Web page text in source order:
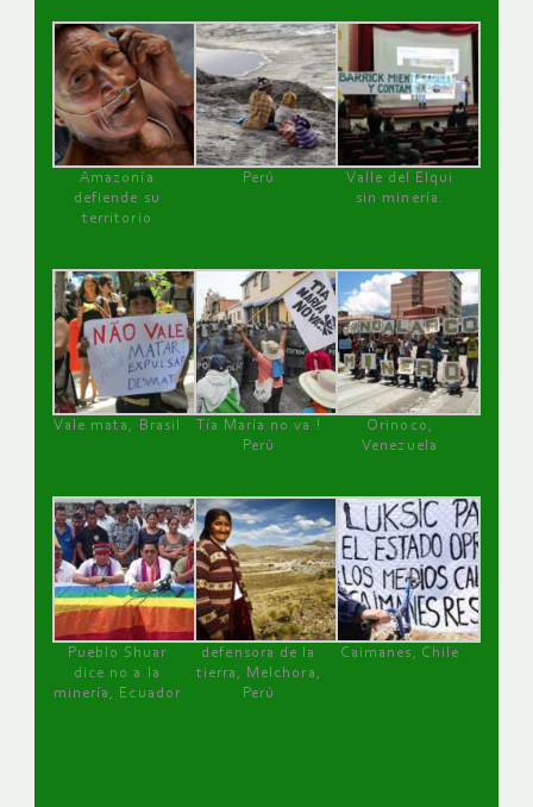
Amazonía
defiende su
territorio
Perú
Valle del Elqui
sin minería.
Vale mata, Brasil
Tía María no va !
Perú
Orinoco,
Venezuela
Pueblo Shuar
dice no a la
minería, Ecuador
defensora de la
tierra, Melchora,
Perú
Caimanes, Chile